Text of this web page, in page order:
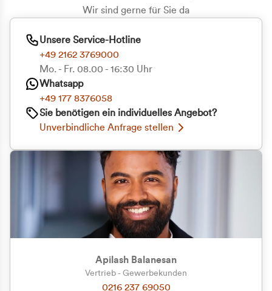
Zu welcher Kundengruppe
Wir sind gerne für Sie da
Unsere Service-Hotline
+49 2162 3769000
Mo. - Fr. 08.00 - 16:30 Uhr
Whatsapp
+49 177 8376058
Sie benötigen ein individuelles Angebot?
Unverbindliche Anfrage stellen
Apilash Balanesan
Vertrieb - Gewerbekunden
0216 237 69050